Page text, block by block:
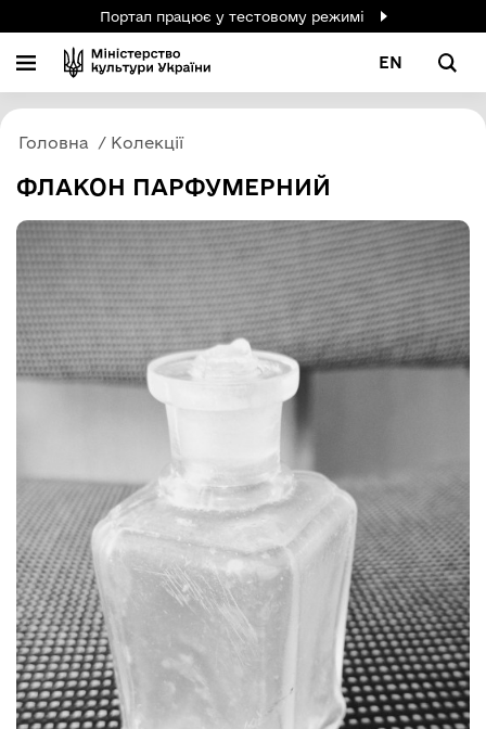
Портал працює у тестовому режимі
EN
Головна Колекції
ФЛАКОН ПАРФУМЕРНИЙ